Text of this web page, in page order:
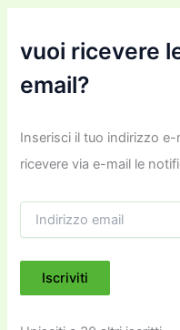
vuoi ricevere
email?
Inserisci il tuo indirizzo
ricevere via e-mail le
i
i
Iscriviti